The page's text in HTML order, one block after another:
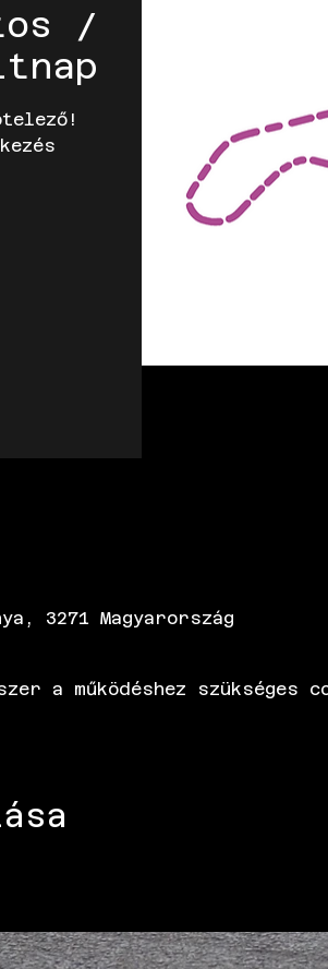
/
3271 Magyarország
a működéshez szükséges